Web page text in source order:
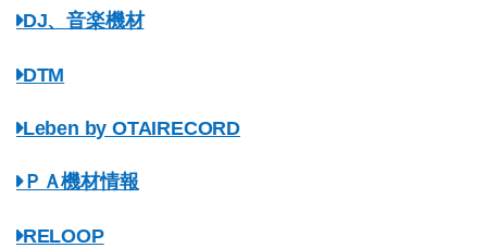
DJ、音楽機材
DTM
Leben by OTAIRECORD
ＰＡ機材情報
RELOOP